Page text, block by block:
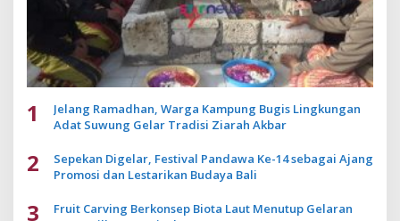
1
Jelang Ramadhan, Warga Kampung Bugis Lingkungan
Adat Suwung Gelar Tradisi Ziarah Akbar
2
Sepekan Digelar, Festival Pandawa Ke-14 sebagai Ajang
Promosi dan Lestarikan Budaya Bali
3
Fruit Carving Berkonsep Biota Laut Menutup Gelaran